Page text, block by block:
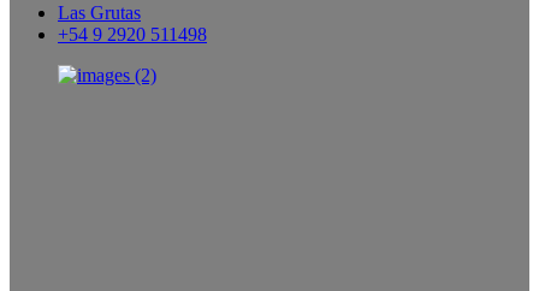
Las Grutas
+54 9 2920 511498